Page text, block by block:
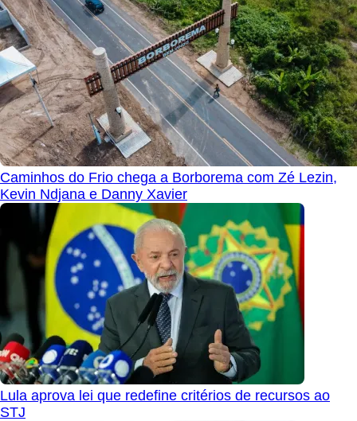
Caminhos do Frio chega a Borborema com Zé Lezin,
Kevin Ndjana e Danny Xavier
Lula aprova lei que redefine critérios de recursos ao
STJ